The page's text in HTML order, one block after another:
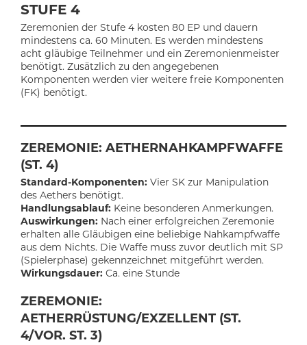
STUFE 4
Zeremonien der Stufe 4 kosten 80 EP und dauern
mindestens ca. 60 Minuten. Es werden mindestens
acht gläubige Teilnehmer und ein Zeremonienmeister
benötigt. Zusätzlich zu den angegebenen
Komponenten werden vier weitere freie Komponenten
(FK) benötigt.
ZEREMONIE: AETHERNAHKAMPFWAFFE
(ST. 4)
Standard-Komponenten: Vier SK zur Manipulation
des Aethers benötigt.
Handlungsablauf: Keine besonderen Anmerkungen.
Auswirkungen: Nach einer erfolgreichen Zeremonie
erhalten alle Gläubigen eine beliebige Nahkampfwaffe
aus dem Nichts. Die Waffe muss zuvor deutlich mit SP
(Spielerphase) gekennzeichnet mitgeführt werden.
Wirkungsdauer: Ca. eine Stunde
ZEREMONIE:
AETHERRÜSTUNG/EXZELLENT (ST.
4/VOR. ST. 3)